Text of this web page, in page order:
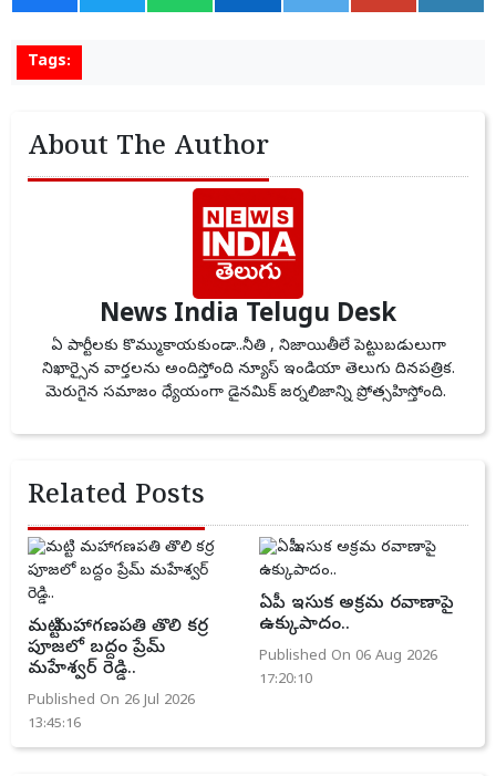
Tags:
About The Author
News India Telugu Desk
ఏ పార్టీలకు కొమ్ముకాయకుండా..నీతి , నిజాయితీలే పెట్టుబడులుగా
నిఖార్సైన వార్తలను అందిస్తోంది న్యూస్ ఇండియా తెలుగు దినపత్రిక.
మెరుగైన సమాజం ధ్యేయంగా డైనమిక్ జర్నలిజాన్ని ప్రోత్సహిస్తోంది.
Related Posts
మట్టి మహాగణపతి తొలి కర్ర
పూజలో బద్దం ప్రేమ్
మహేశ్వర్ రెడ్డి..
Published On 26 Jul 2026
13:45:16
ఏపీ ఇసుక అక్రమ రవాణాపై
ఉక్కుపాదం..
Published On 06 Aug 2026
17:20:10